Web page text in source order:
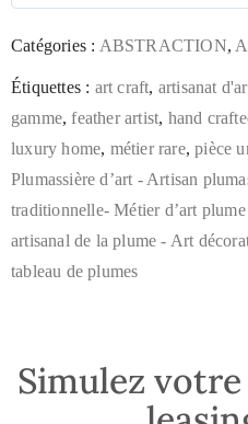
Catégories : ABSTRACTION,
Étiquettes : art craft, artisanat
gamme,feather artist, hand
luxury home, métier rare,pièce
Plumassière d’art - Artisan
traditionnelle- Métier d’art
artisanal de la plume - Art
tableau de plumes
Simulez votre